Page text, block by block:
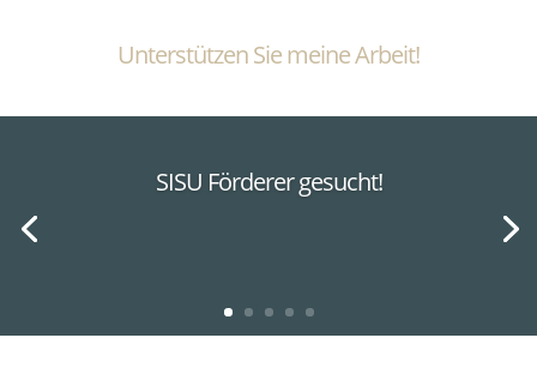
Unterstützen Sie meine Arbeit!
SISU Förderer gesucht!